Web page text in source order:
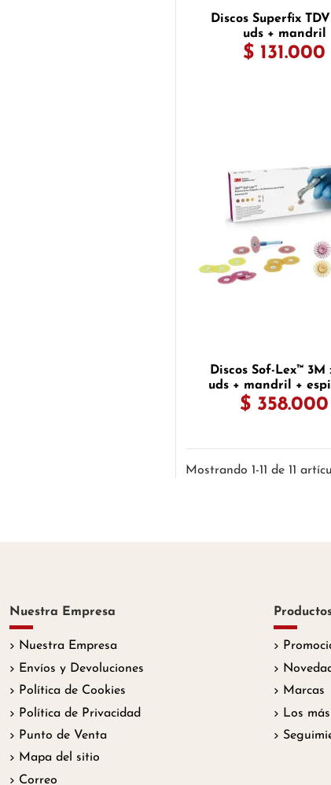
Discos Superfix
uds + mandril
$ 131.000
Discos Sof-Lex™ 3M
uds + mandril +
$ 358.000
Mostrando 1-11 de 11
Nuestra Empresa
Nuestra Empresa
Envíos y Devoluciones
Política de Cookies
Política de Privacidad
Punto de Venta
Mapa del sitio
Correo
Marcas
Los